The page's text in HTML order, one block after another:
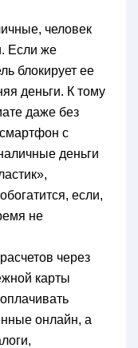
человек
Если же
блокирует ее
деньги. К тому
даже без
с
деньги
если,
не
через
карты
онлайн, а